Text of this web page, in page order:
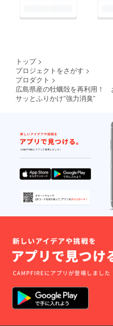
トップ >
プロジェクトをさがす >
プロダクト >
広島県産の牡蠣殻を再利用！
サッとふりかけ”強力消臭”